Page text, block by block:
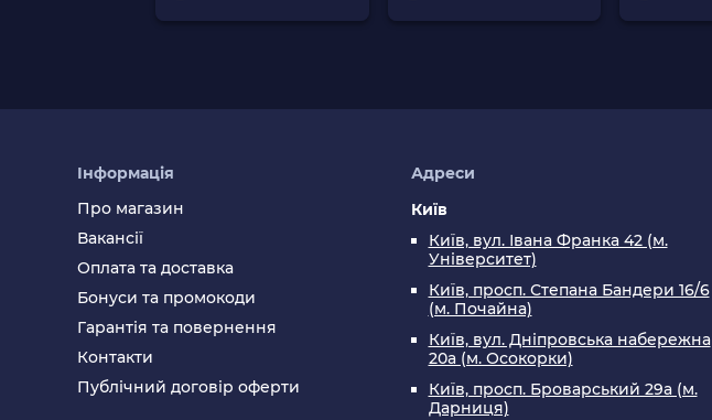
Інформація
Про магазин
Вакансії
Оплата та доставка
Бонуси та промокоди
Гарантія та повернення
Контакти
Публічний договір оферти
Адреси
Київ
Київ, вул. Івана Франка 42 (м.
Університет)
Київ, просп. Степана Бандери 16/6
(м. Почайна)
Київ, вул. Дніпровська набережна
20а (м. Осокорки)
Київ, просп. Броварський 29а (м.
Дарниця)